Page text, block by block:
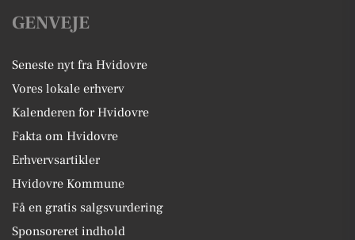
GENVEJE
Seneste nyt fra Hvidovre
Vores lokale erhverv
Kalenderen for Hvidovre
Fakta om Hvidovre
Erhvervsartikler
Hvidovre Kommune
Få en gratis salgsvurdering
Sponsoreret indhold